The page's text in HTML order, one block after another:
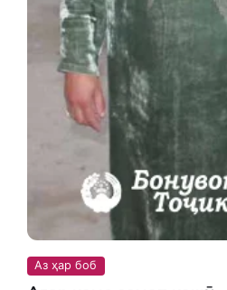
Аз ҳар боб